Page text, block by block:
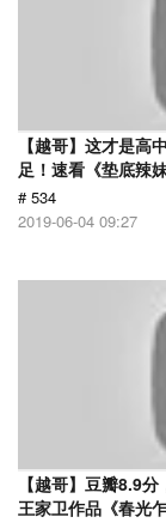
【越哥】这才是高
足！速看《垫底辣妹
# 534
2019-06-04 09:27
【越哥】豆瓣8.9
王家卫作品《春光乍